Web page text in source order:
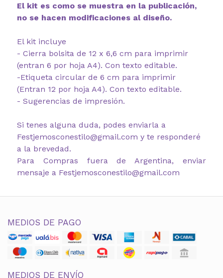
El kit es como se muestra en la publicación,
no se hacen modificaciones al diseño.
El kit incluye
- Cierra bolsita de 12 x 6,6 cm para imprimir
(entran 6 por hoja A4). Con texto editable.
-Etiqueta circular de 6 cm para imprimir
(Entran 12 por hoja A4). Con texto editable.
- Sugerencias de impresión.
Si tenes alguna duda, podes enviarla a
Festjemosconestilo@gmail.com y te responderé
a la brevedad.
Para Compras fuera de Argentina, enviar
mensaje a Festjemosconestilo@gmail.com
MEDIOS DE PAGO
MEDIOS DE ENVÍO